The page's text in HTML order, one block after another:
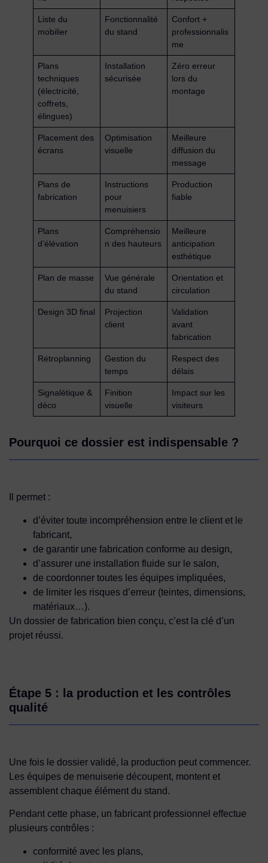
Liste du
mobilier
Fonctionnalité
du stand
Confort +
professionnalis
me
Plans
techniques
(électricité,
coffrets,
élingues)
Installation
sécurisée
Zéro erreur
lors du
montage
Placement des
écrans
Optimisation
visuelle
Meilleure
diffusion du
message
Plans de
fabrication
Instructions
pour
menuisiers
Production
fiable
Plans
d’élévation
Compréhensio
n des hauteurs
Meilleure
anticipation
esthétique
Plan de masse
Vue générale
du stand
Orientation et
circulation
Design 3D final
Projection
client
Validation
avant
fabrication
Rétroplanning
Gestion du
temps
Respect des
délais
Signalétique &
déco
Finition
visuelle
Impact sur les
visiteurs
Pourquoi ce dossier est indispensable ?
Il permet :
d’éviter toute incompréhension entre le client et le
fabricant,
de garantir une fabrication conforme au design,
d’assurer une installation fluide sur le salon,
de coordonner toutes les équipes impliquées,
de limiter les risques d’erreur (teintes, dimensions,
matériaux…).
Un dossier de fabrication bien conçu, c’est la clé d’un
projet réussi.
Étape 5 : la production et les contrôles
qualité
Une fois le dossier validé, la production peut commencer.
Les équipes de menuiserie découpent, montent et
assemblent chaque élément du stand.
Pendant cette phase, un fabricant professionnel effectue
plusieurs contrôles :
conformité avec les plans,